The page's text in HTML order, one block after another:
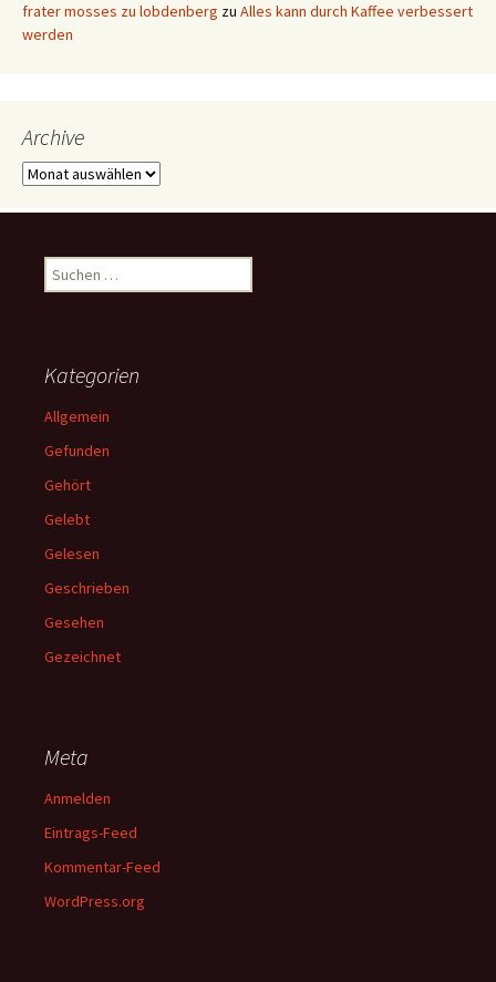
frater mosses zu lobdenberg zu Alles kann durch Kaffee verbessert
werden
Archive
Archive
Suchen
nach:
Kategorien
Allgemein
Gefunden
Gehört
Gelebt
Gelesen
Geschrieben
Gesehen
Gezeichnet
Meta
Anmelden
Eintrags-Feed
Kommentar-Feed
WordPress.org